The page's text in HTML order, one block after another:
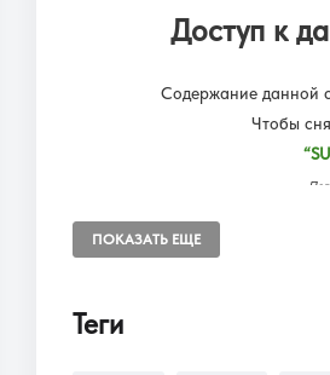
Доступ к
Содержание данной
Чтобы
ПОКАЗАТЬ ЕЩЕ
Теги